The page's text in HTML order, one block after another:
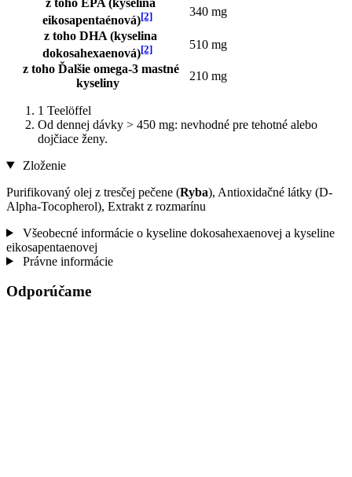
eikosapentaénová)[2]
340 mg
z toho DHA (kyselina
dokosahexaenová)[2]
510 mg
z toho Ďalšie omega-3 mastné
kyseliny
210 mg
1 Teelöffel
Od dennej dávky > 450 mg: nevhodné pre tehotné alebo
dojčiace ženy.
Zloženie
Purifikovaný olej z tresčej pečene (Ryba), Antioxidačné látky (D-
Alpha-Tocopherol), Extrakt z rozmarínu
Všeobecné informácie o kyseline dokosahexaenovej a kyseline
eikosapentaenovej
Právne informácie
Odporúčame